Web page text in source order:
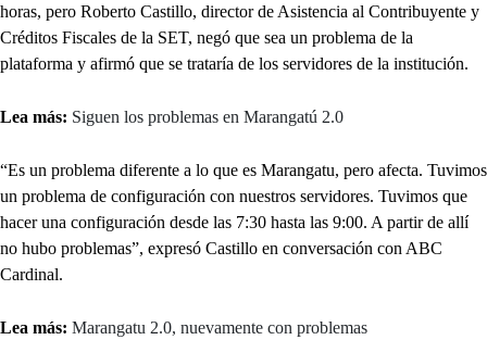
horas, pero Roberto Castillo, director de Asistencia al Contribuyente y
Créditos Fiscales de la SET, negó que sea un problema de la
plataforma y afirmó que se trataría de los servidores de la institución.
Lea más: Siguen los problemas en Marangatú 2.0
“Es un problema diferente a lo que es Marangatu, pero afecta. Tuvimos
un problema de configuración con nuestros servidores. Tuvimos que
hacer una configuración desde las 7:30 hasta las 9:00. A partir de allí
no hubo problemas”, expresó Castillo en conversación con ABC
Cardinal.
Lea más: Marangatu 2.0, nuevamente con problemas